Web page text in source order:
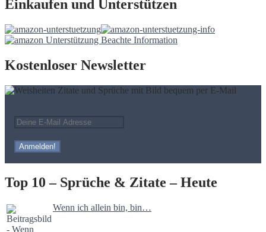
Einkaufen und Unterstützen
Kostenloser Newsletter
Top 10 – Sprüche & Zitate – Heute
Wenn ich allein bin, bin…